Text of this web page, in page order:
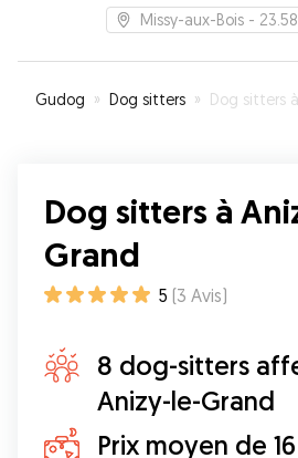
Missy-aux-Bois -
Gudog » Dog sitters » Dog sitters
Dog sitters à
Grand
5 (3 Avis)
8 dog-sitters
Anizy-le-Grand
Prix moyen de